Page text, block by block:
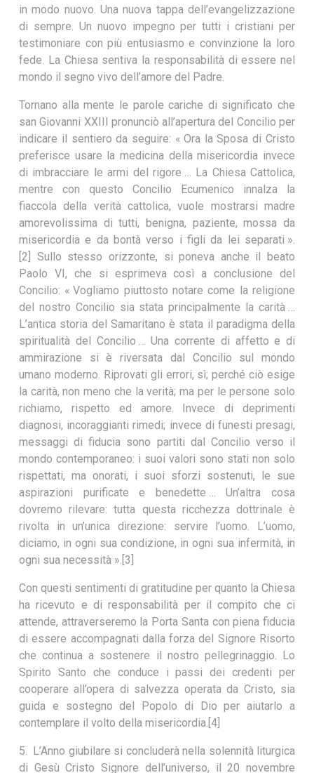
in modo nuovo. Una nuova tappa dell’evangelizzazione
di sempre. Un nuovo impegno per tutti i cristiani per
testimoniare con più entusiasmo e convinzione la loro
fede. La Chiesa sentiva la responsabilità di essere nel
mondo il segno vivo dell’amore del Padre.
Tornano alla mente le parole cariche di significato che
san Giovanni XXIII pronunciò all’apertura del Concilio per
indicare il sentiero da seguire: « Ora la Sposa di Cristo
preferisce usare la medicina della misericordia invece
di imbracciare le armi del rigore … La Chiesa Cattolica,
mentre con questo Concilio Ecumenico innalza la
fiaccola della verità cattolica, vuole mostrarsi madre
amorevolissima di tutti, benigna, paziente, mossa da
misericordia e da bontà verso i figli da lei separati ».
[2] Sullo stesso orizzonte, si poneva anche il beato
Paolo VI, che si esprimeva così a conclusione del
Concilio: « Vogliamo piuttosto notare come la religione
del nostro Concilio sia stata principalmente la carità …
L’antica storia del Samaritano è stata il paradigma della
spiritualità del Concilio … Una corrente di affetto e di
ammirazione si è riversata dal Concilio sul mondo
umano moderno. Riprovati gli errori, sì; perché ciò esige
la carità, non meno che la verità; ma per le persone solo
richiamo, rispetto ed amore. Invece di deprimenti
diagnosi, incoraggianti rimedi; invece di funesti presagi,
messaggi di fiducia sono partiti dal Concilio verso il
mondo contemporaneo: i suoi valori sono stati non solo
rispettati, ma onorati, i suoi sforzi sostenuti, le sue
aspirazioni purificate e benedette … Un’altra cosa
dovremo rilevare: tutta questa ricchezza dottrinale è
rivolta in un’unica direzione: servire l’uomo. L’uomo,
diciamo, in ogni sua condizione, in ogni sua infermità, in
ogni sua necessità ».[3]
Con questi sentimenti di gratitudine per quanto la Chiesa
ha ricevuto e di responsabilità per il compito che ci
attende, attraverseremo la Porta Santa con piena fiducia
di essere accompagnati dalla forza del Signore Risorto
che continua a sostenere il nostro pellegrinaggio. Lo
Spirito Santo che conduce i passi dei credenti per
cooperare all’opera di salvezza operata da Cristo, sia
guida e sostegno del Popolo di Dio per aiutarlo a
contemplare il volto della misericordia.[4]
5. L’Anno giubilare si concluderà nella solennità liturgica
di Gesù Cristo Signore dell’universo, il 20 novembre